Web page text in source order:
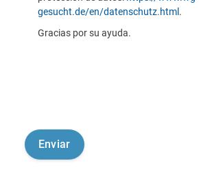
gesucht.de/en/datenschutz.html .
Gracias por su ayuda.